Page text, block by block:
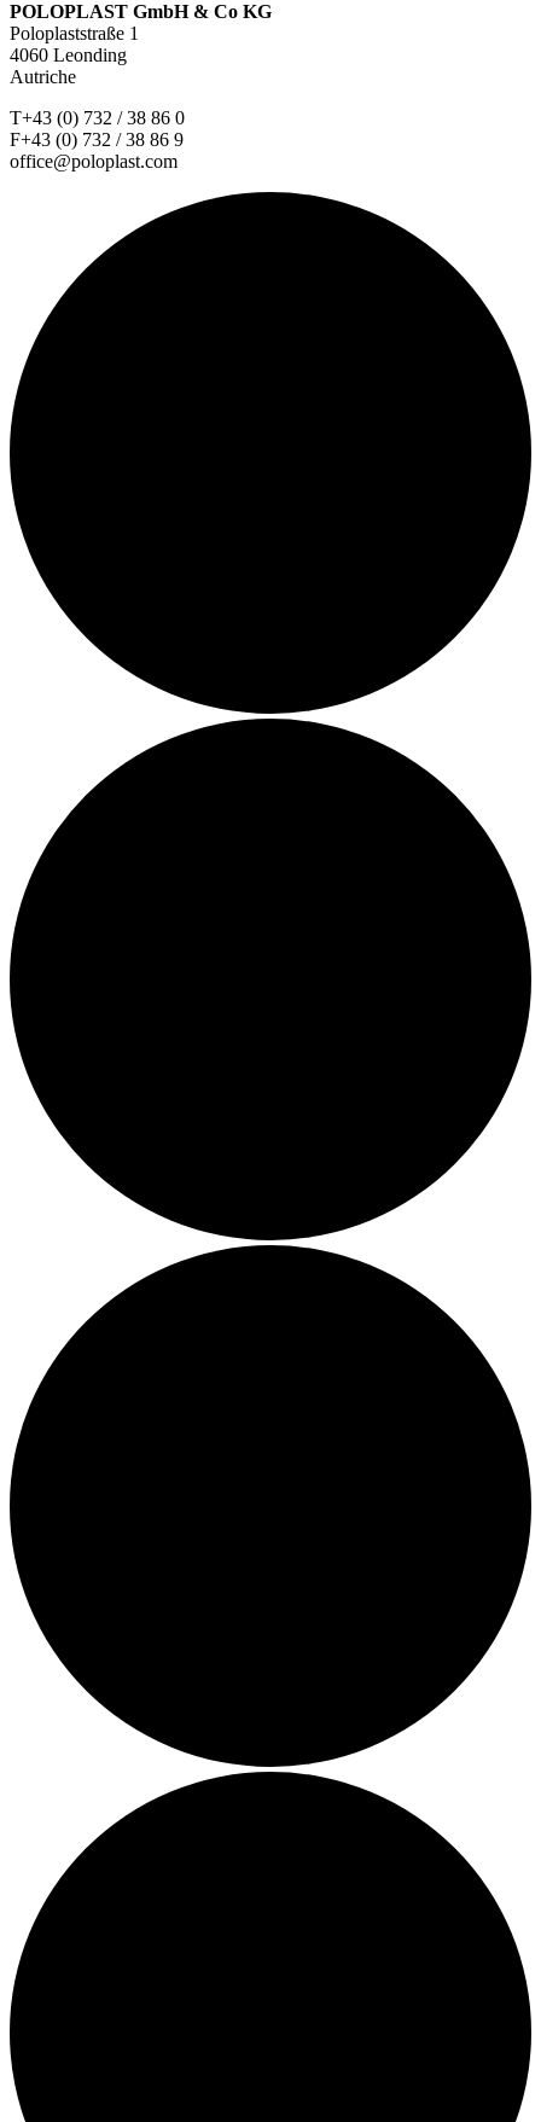
POLOPLAST GmbH & Co KG
Poloplaststraße 1
4060 Leonding
Autriche
T+43 (0) 732 / 38 86 0
F+43 (0) 732 / 38 86 9
office@poloplast.com